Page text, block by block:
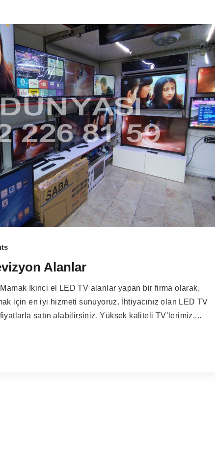
Alanlar
İkinci el LED TV alanlar yapan bir firma olarak,
için en iyi hizmeti sunuyoruz. İhtiyacınız olan LED TV
satın alabilirsiniz. Yüksek kaliteli TV’lerimiz,...